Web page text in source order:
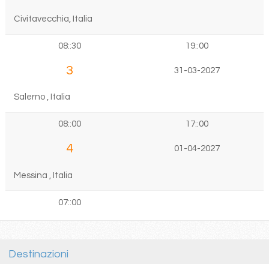
Civitavecchia, Italia
08::30 19::00
3 31-03-2027
Salerno , Italia
08::00 17::00
4 01-04-2027
Messina , Italia
07::00
Destinazioni